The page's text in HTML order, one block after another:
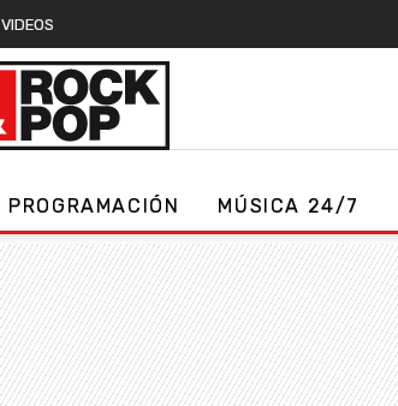
VIDEOS
PROGRAMACIÓN MÚSICA 24/7